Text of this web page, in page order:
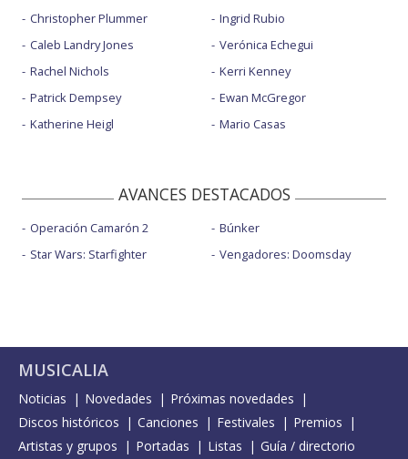
Christopher Plummer
Caleb Landry Jones
Rachel Nichols
Patrick Dempsey
Katherine Heigl
Ingrid Rubio
Verónica Echegui
Kerri Kenney
Ewan McGregor
Mario Casas
AVANCES DESTACADOS
Operación Camarón 2
Star Wars: Starfighter
Búnker
Vengadores: Doomsday
MUSICALIA
Noticias Novedades
Próximas novedades
Discos históricos
Canciones Festivales
Premios
Artistas y grupos
Portadas Listas Guía / directorio